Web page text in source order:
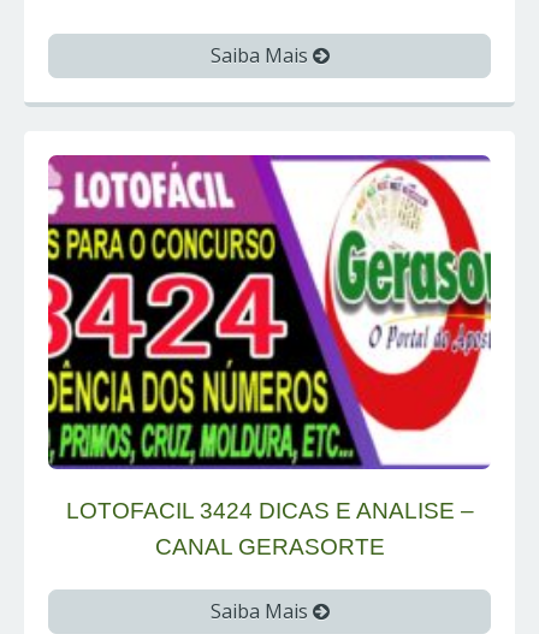
Saiba Mais
LOTOFACIL 3424 DICAS E ANALISE –
CANAL GERASORTE
Saiba Mais